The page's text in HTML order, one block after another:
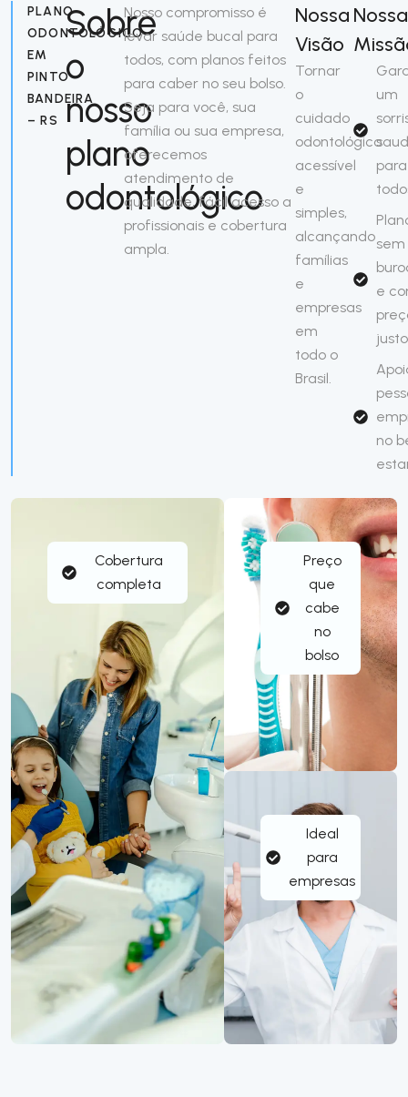
Cobertura
completa
Preço
que
cabe
no
bolso
Ideal
para
empresas
PLANO
ODONTOLÓGICO
EM
PINTO
BANDEIRA
– RS
Sobre
o
nosso
plano
odontológico
Nosso compromisso é
levar saúde bucal para
todos, com planos feitos
para caber no seu bolso.
Seja para você, sua
família ou sua empresa,
oferecemos
atendimento de
qualidade, fácil acesso a
profissionais e cobertura
ampla.
Nossa
Visão
Tornar
o
cuidado
odontológico
acessível
e
simples,
alcançando
famílias
e
empresas
em
todo o
Brasil.
Nossa
um
para
sem
e
justo
no